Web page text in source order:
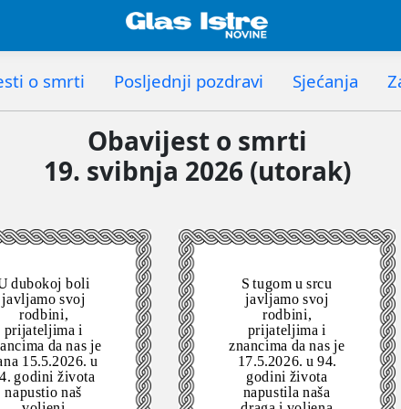
o smrti Posljednji pozdravi Sjećanja
Obavijest o smrti
19. svibnja 2026 (utorak)
dubokoj boli
javljamo svoj
rodbini,
prijateljima i
da nas je
15.5.2026. u
godini života
napustio naš
S tugom u srcu
javljamo svoj
rodbini,
prijateljima i
znancima da nas je
17.5.2026. u 94.
godini života
napustila naša